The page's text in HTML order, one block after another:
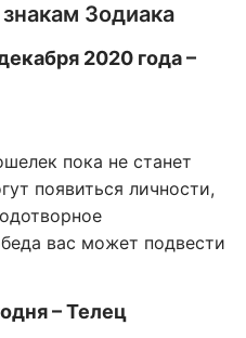
Зодиака
2020 года –
пока не станет
появиться личности,
вас может подвести
– Телец